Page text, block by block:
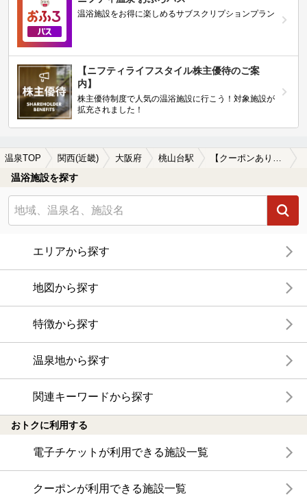
温浴施設をお得に楽しめるサブスクリプションプラン
【ニフティライフスタイル株主優待のご案
内】
株主優待制度で人気の温浴施設に行こう！対象施設が
拡充されました！
温泉TOP 関西(近畿) 大阪府 桃山台駅
温浴施設を探す
エリアから探す
地図から探す
特徴から探す
温泉地から探す
関連キーワードから探す
おトクに利用する
電子チケットが利用できる施設一覧
クーポンが利用できる施設一覧